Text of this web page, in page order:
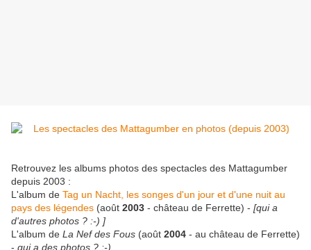
Retrouvez les albums photos des spectacles des Mattagumber
depuis 2003 :
L'album de Tag un Nacht, les songes d'un jour et d'une nuit au
pays des légendes (août 2003 - château de Ferrette) - [qui a
d'autres photos ? :-) ]
L'album de La Nef des Fous (août 2004 - au château de Ferrette)
- qui a des photos ? :-)